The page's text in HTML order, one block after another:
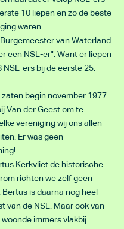
10 liepen en zo de beste
waren.
Burgemeester van Waterland
een NSL-er". Want er liepen
NSL-ers bij de eerste 25.
zaten begin november 1977
Van der Geest om te
vereniging wij ons allen
Er was geen
Kerkvliet de historische
richten we zelf geen
is daarna nog heel
van de NSL. Maar ook van
immers vlakbij